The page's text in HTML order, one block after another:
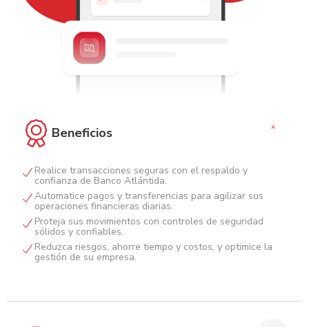
Beneficios +
Realice transacciones seguras con el respaldo y
confianza de Banco Atlántida.
Automatice pagos y transferencias para agilizar sus
operaciones financieras diarias.
Proteja sus movimientos con controles de seguridad
sólidos y confiables.
Reduzca riesgos, ahorre tiempo y costos, y optimice la
gestión de su empresa.